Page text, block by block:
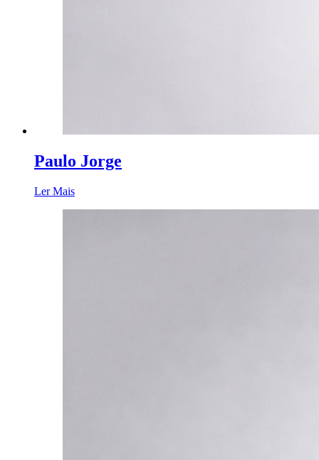
Paulo Jorge
Ler Mais